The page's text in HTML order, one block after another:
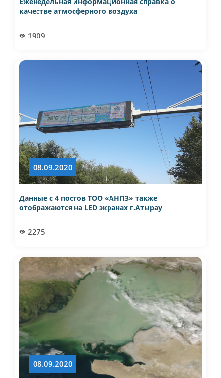
качестве атмосферного воздуха
1909
08.09.2020
Данные с 4 постов ТОО «АНПЗ» также
отображаются на LED экранах г.Атырау
2275
08.09.2020